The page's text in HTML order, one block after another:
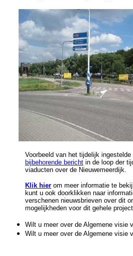
Voorbeeld van het tijdelijk
bijbehorende bericht in de loop der
viaducten over de Nieuwemeerdijk.
Klik hier om meer informatie te
kunt u ook doorklikken naar
verschenen nieuwsbrieven over dit
mogelijkheden voor dit gehele
Wilt u meer over de Algemene visie
Wilt u meer over de Algemene visie